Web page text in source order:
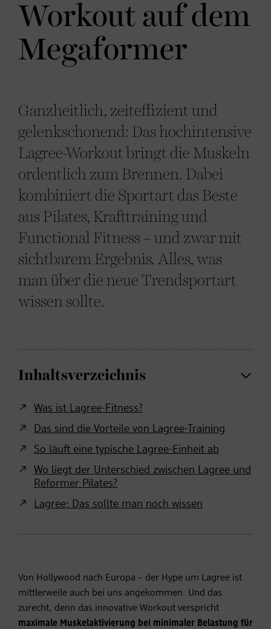
Workout auf dem
Megaformer
Ganzheitlich, zeiteffizient und
gelenkschonend: Das hochintensive
Lagree-Workout bringt die Muskeln
ordentlich zum Brennen. Dabei
kombiniert die Sportart das Beste
aus Pilates, Krafttraining und
Functional Fitness – und zwar mit
sichtbarem Ergebnis. Alles, was
man über die neue Trendsportart
wissen sollte.
Inhaltsverzeichnis
Was ist Lagree-Fitness?
Das sind die Vorteile von Lagree-Training
So läuft eine typische Lagree-Einheit ab
Wo liegt der Unterschied zwischen Lagree und
Reformer Pilates?
Lagree: Das sollte man noch wissen
Von Hollywood nach Europa – der Hype um Lagree ist
mittlerweile auch bei uns angekommen. Und das
zurecht, denn das innovative Workout verspricht
maximale Muskelaktivierung bei minimaler Belastung für